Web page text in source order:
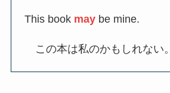
This book may be mine.
この本は私のかもしれない。